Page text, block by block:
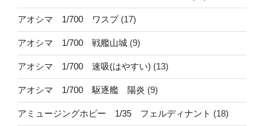
アオシマ 1/700 ワスプ(17)
アオシマ 1/700 戦艦山城 (9)
アオシマ 1/700 速吸(はやすい) (13)
アオシマ 1/700 駆逐艦 陽炎 (9)
アミュージングホビー 1/35 フェルディナント (18)